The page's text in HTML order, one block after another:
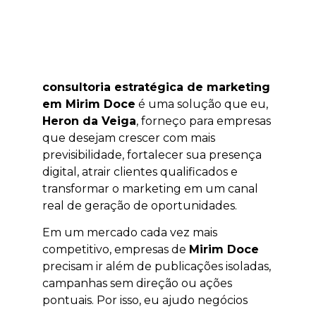
consultoria estratégica de marketing
em Mirim Doce é uma solução que eu,
Heron da Veiga, forneço para empresas
que desejam crescer com mais
previsibilidade, fortalecer sua presença
digital, atrair clientes qualificados e
transformar o marketing em um canal
real de geração de oportunidades.
Em um mercado cada vez mais
competitivo, empresas de Mirim Doce
precisam ir além de publicações isoladas,
campanhas sem direção ou ações
pontuais. Por isso, eu ajudo negócios